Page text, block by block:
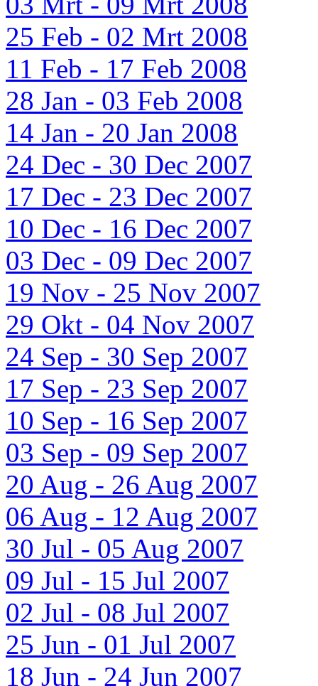
25 Feb - 02 Mrt 2008
11 Feb - 17 Feb 2008
28 Jan - 03 Feb 2008
14 Jan - 20 Jan 2008
24 Dec - 30 Dec 2007
17 Dec - 23 Dec 2007
10 Dec - 16 Dec 2007
03 Dec - 09 Dec 2007
19 Nov - 25 Nov 2007
29 Okt - 04 Nov 2007
24 Sep - 30 Sep 2007
17 Sep - 23 Sep 2007
10 Sep - 16 Sep 2007
03 Sep - 09 Sep 2007
20 Aug - 26 Aug 2007
06 Aug - 12 Aug 2007
30 Jul - 05 Aug 2007
09 Jul - 15 Jul 2007
02 Jul - 08 Jul 2007
25 Jun - 01 Jul 2007
18 Jun - 24 Jun 2007